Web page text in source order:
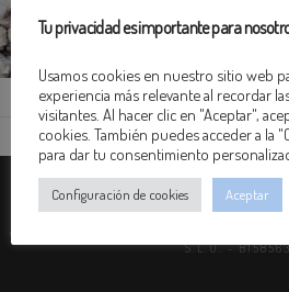
VER PUBLICACIÓN
LEGAL| PRIVACIDAD
©
S.L.U. -
Tu privacidad es importante para
Usamos cookies en nuestro sitio web
experiencia más relevante al recordar
visitantes. Al hacer clic en "Aceptar",
cookies. También puedes acceder a la
para dar tu consentimiento
Configuración de cookies Aceptar